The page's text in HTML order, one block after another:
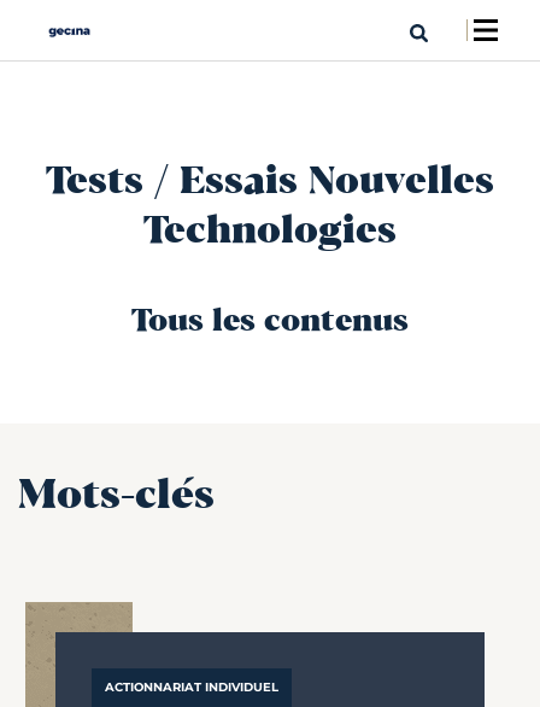
Tests / Essais Nouvelles
Technologies
Tous les contenus
Mots-clés
ACTIONNARIAT INDIVIDUEL